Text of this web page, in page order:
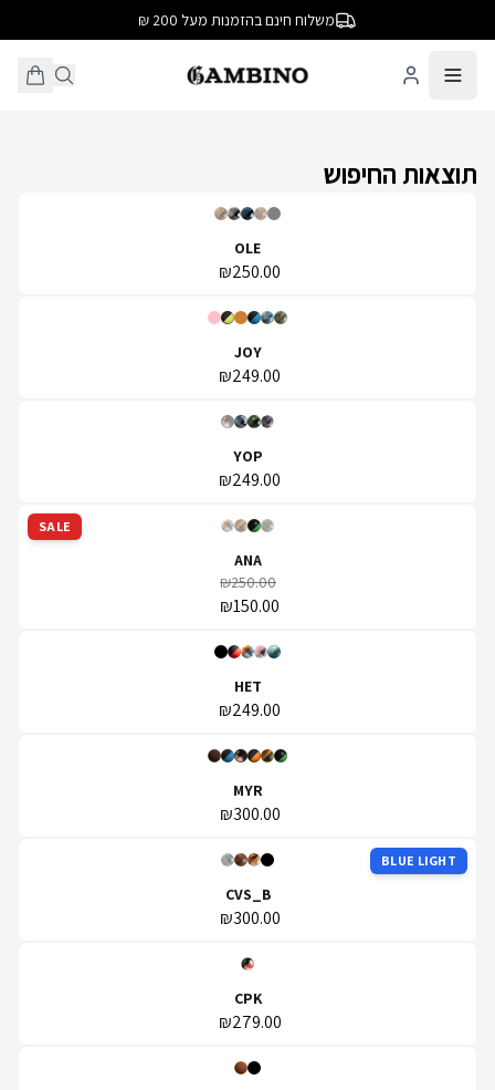
משלוח חינם בהזמנות מעל 200 ₪
תוצאות החיפוש
OLE
₪250.00
JOY
₪249.00
YOP
₪249.00
SALE
ANA
₪250.00
₪150.00
HET
₪249.00
MYR
₪300.00
BLUE LIGHT
CVS_B
₪300.00
CPK
₪279.00